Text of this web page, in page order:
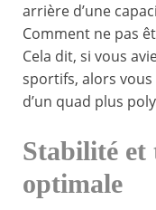
arrière d’une
Comment ne pas
Cela dit, si vous
sportifs, alors vous
d’un quad plus
Stabilité et
optimale